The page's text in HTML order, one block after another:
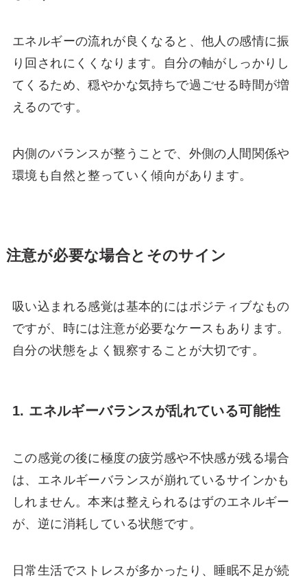
エネルギーの流れが良くなると、他人の感情に振
り回されにくくなります。自分の軸がしっかりし
てくるため、穏やかな気持ちで過ごせる時間が増
えるのです。
内側のバランスが整うことで、外側の人間関係や
環境も自然と整っていく傾向があります。
注意が必要な場合とそのサイン
吸い込まれる感覚は基本的にはポジティブなもの
ですが、時には注意が必要なケースもあります。
自分の状態をよく観察することが大切です。
1. エネルギーバランスが乱れている可能性
この感覚の後に極度の疲労感や不快感が残る場合
は、エネルギーバランスが崩れているサインかも
しれません。本来は整えられるはずのエネルギー
が、逆に消耗している状態です。
日常生活でストレスが多かったり、睡眠不足が続